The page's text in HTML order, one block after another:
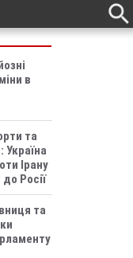
в
та
Україна
Ірану
Росії
та